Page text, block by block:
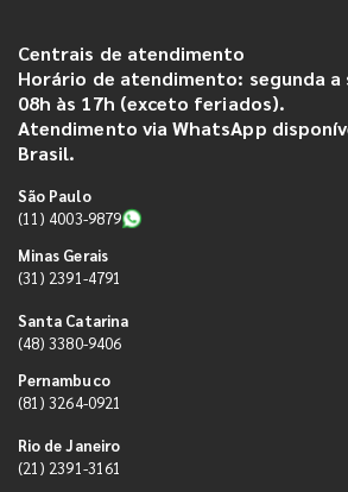
Centrais de atendimento
Horário de atendimento: segunda
08h às 17h (exceto feriados).
Atendimento via WhatsApp
Brasil.
São Paulo
(11) 4003-9879
Minas Gerais
(31) 2391-4791
Santa Catarina
(48) 3380-9406
Pernambuco
(81) 3264-0921
Rio de Janeiro
(21) 2391-3161